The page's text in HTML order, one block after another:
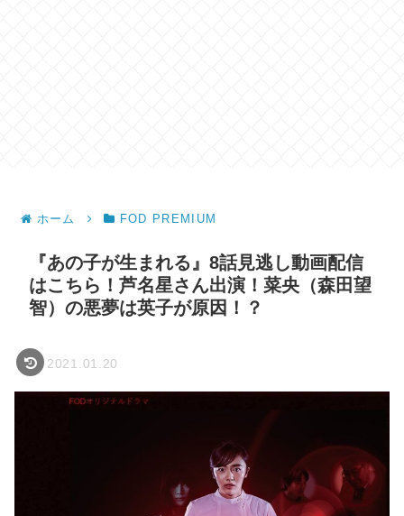
ホーム FOD PREMIUM
『あの子が生まれる』8話見逃し動画配信
はこちら！芦名星さん出演！菜央（森田望
智）の悪夢は英子が原因！？
2021.01.20